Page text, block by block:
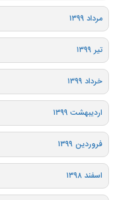
مرداد ۱۳۹۹
تیر ۱۳۹۹
خرداد ۱۳۹۹
اردیبهشت ۱۳۹۹
فروردین ۱۳۹۹
اسفند ۱۳۹۸